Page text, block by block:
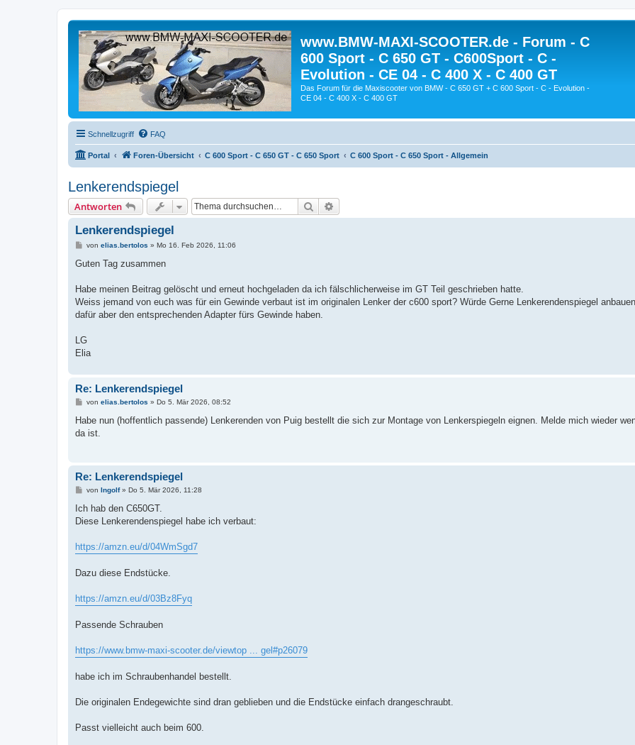
www.BMW-MAXI-SCOOTER.de - Forum - C
600 Sport - C 650 GT - C600Sport - C -
Evolution - CE 04 - C 400 X - C 400 GT
Das Forum für die Maxiscooter von BMW - C 650 GT + C 600 Sport - C - Evolution -
CE 04 - C 400 X - C 400 GT
Schnellzugriff FAQ
Portal Foren-Übersicht C 600 Sport - C 650 GT - C 650 Sport C 600 Sport - C 650 Sport - Allgemein
Lenkerendspiegel
Antworten Suche
Lenkerendspiegel
B
i
a
von elias.bertolos » Mo 16. Feb 2026, 11:06
Guten Tag zusammen
Habe meinen Beitrag gelöscht und erneut hochgeladen da ich fälschlicherweise im GT Teil geschrieben hatte.
Weiss jemand von euch was für ein Gewinde verbaut ist im originalen Lenker der c600 sport? Würde Gerne Lenkerendenspiegel
dafür aber den entsprechenden Adapter fürs Gewinde haben.
LG
Elia
Re: Lenkerendspiegel
B
i
r
von elias.bertolos » Do 5. Mär 2026, 08:52
Habe nun (hoffentlich passende) Lenkerenden von Puig bestellt die sich zur Montage von Lenkerspiegeln eignen. Melde mich wieder
da ist.
Re: Lenkerendspiegel
B
i
r
von Ingolf» Do 5. Mär 2026, 11:28
Ich hab den C650GT.
Diese Lenkerendenspiegel habe ich verbaut:
https://amzn.eu/d/04WmSgd7
Dazu diese Endstücke.
https://amzn.eu/d/03Bz8Fyq
Passende Schrauben
https://www.bmw-maxi-scooter.de/viewtop ... gel#p26079
habe ich im Schraubenhandel bestellt.
Die originalen Endegewichte sind dran geblieben und die Endstücke einfach drangeschraubt.
Passt vielleicht auch beim 600.